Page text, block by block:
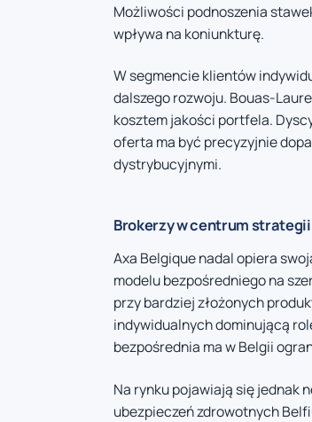
Możliwości podnoszenia
wpływa na koniunkturę.
W segmencie klientów
dalszego rozwoju. Bouas-
kosztem jakości portfela.
oferta ma być precyzyjnie
dystrybucyjnymi.
Brokerzy w centrum
Axa Belgique nadal opiera
modelu bezpośredniego na
przy bardziej złożonych
indywidualnych dominującą
bezpośrednia ma w Belgii
Na rynku pojawiają się jednak
ubezpieczeń zdrowotnych